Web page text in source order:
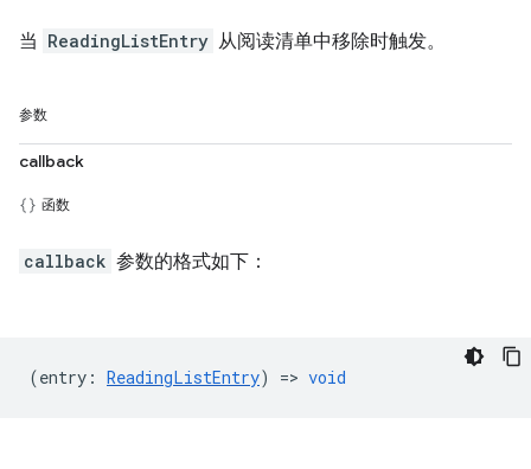
当 ReadingListEntry 从阅读清单中移除时触发。
参数
callback
函数
callback 参数的格式如下：
(entry : ReadingListEntry) => void